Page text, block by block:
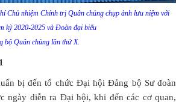
Chủ nhiệm Chính trị Quân chủng chụp ảnh lưu niệm với
kỳ 2020-2025 và Đoàn đại biểu
Quân chủng lần thứ X.
bị đến tổ chức Đại hội Đảng bộ Sư đoàn
ngày diễn ra Đại hội, khi đến các cơ quan,